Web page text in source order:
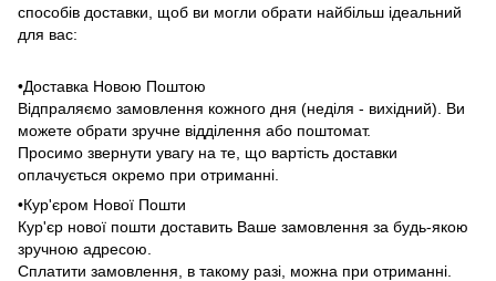
способів доставки, щоб ви могли обрати найбільш ідеальний
для вас:
•Доставка Новою Поштою
Відпраляємо замовлення кожного дня (неділя - вихідний). Ви
можете обрати зручне відділення або поштомат.
Просимо звернути увагу на те, що вартість доставки
оплачується окремо при отриманні.
•Кур'єром Нової Пошти
Кур'єр нової пошти доставить Ваше замовлення за будь-якою
зручною адресою.
Сплатити замовлення, в такому разі, можна при отриманні.